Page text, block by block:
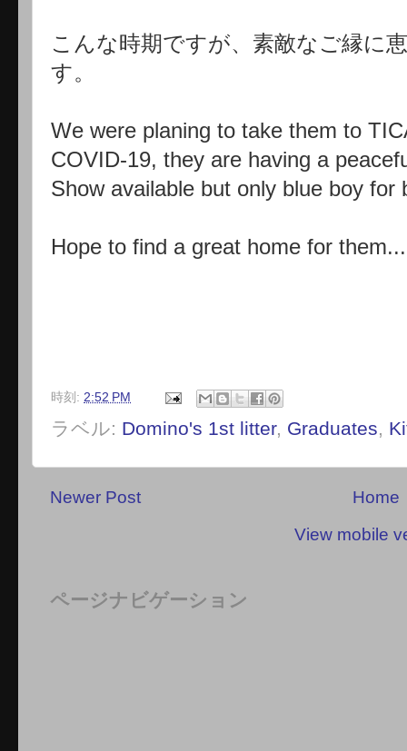
こんな時期ですが、素敵なご縁に
す。
We were planing to take them to
COVID-19, they are having a
Show available but only blue boy for
Hope to find a great home for them...
時刻: 2:52 PM
ラベル: Domino's 1st litter, Graduates,
Newer Post
Home
View mobile
ページナビゲーション